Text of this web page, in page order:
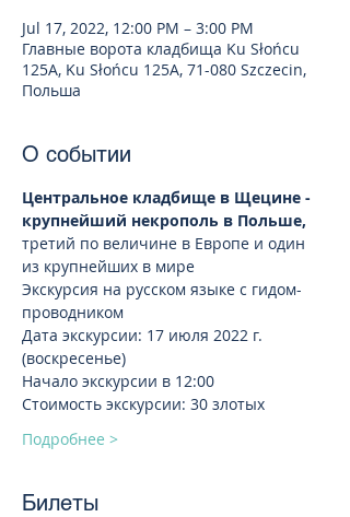
Jul 17, 2022, 12:00 PM – 3:00 PM
Главные ворота кладбища Ku Słońcu
125A, Ku Słońcu 125A, 71-080 Szczecin,
Польша
О событии
Центральное кладбище в Щецине -
крупнейший некрополь в Польше,
третий по величине в Европе и один
из крупнейших в мире
Экскурсия на русском языке с гидом-
проводником
Дата экскурсии: 17 июля 2022 г.
(воскресенье)
Начало экскурсии в 12:00
Стоимость экскурсии: 30 злотых
Подробнее >
Билеты